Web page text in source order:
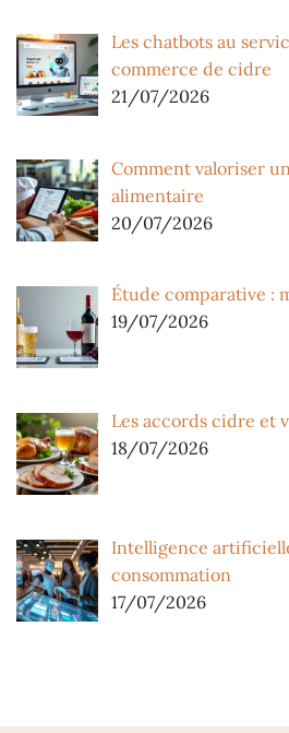
Les chatbots au
commerce de cidre
21/07/2026
Comment valoriser
alimentaire
20/07/2026
Étude comparative :
19/07/2026
Les accords cidre et
18/07/2026
Intelligence
consommation
17/07/2026